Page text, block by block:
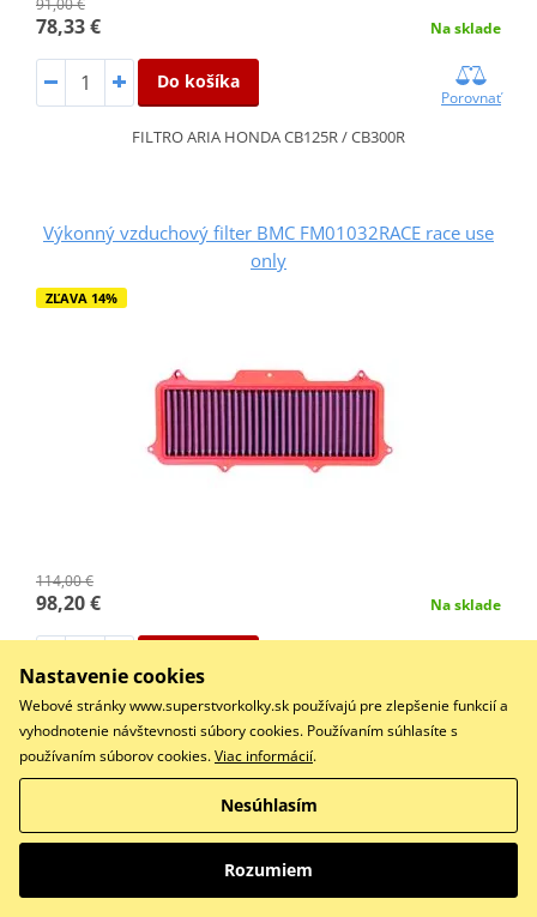
78,33 € Na sklade
Do košíka
Porovnať
FILTRO ARIA HONDA CB125R / CB300R
Výkonný vzduchový filter BMC FM01032RACE race use
only
ZĽAVA 14%
114,00 €
98,20 € Na sklade
FILTRO ARIA HONDA CB 1000 R '18 COMP.
Výkonný vzduchový filter BMC FM01026RACE race use
only
Nastavenie cookies
Webové stránky www.superstvorkolky.sk používajú pre zlepšenie funkcií a
vyhodnotenie návštevnosti súbory cookies. Používaním súhlasíte s
používaním súborov cookies.Viac informácií.
Nesúhlasím
Rozumiem